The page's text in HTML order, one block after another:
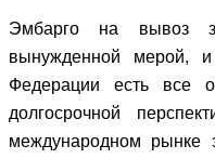
Эмбарго на вывоз
вынужденной мерой,
Федерации есть все
долгосрочной
международном рынке